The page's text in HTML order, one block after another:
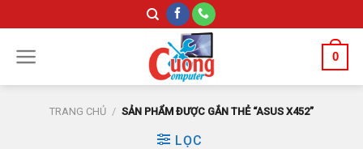
to
content
0
TRANG CHỦ / SẢN PHẨM ĐƯỢC GẮN THẺ “ASUS X452”
LỌC